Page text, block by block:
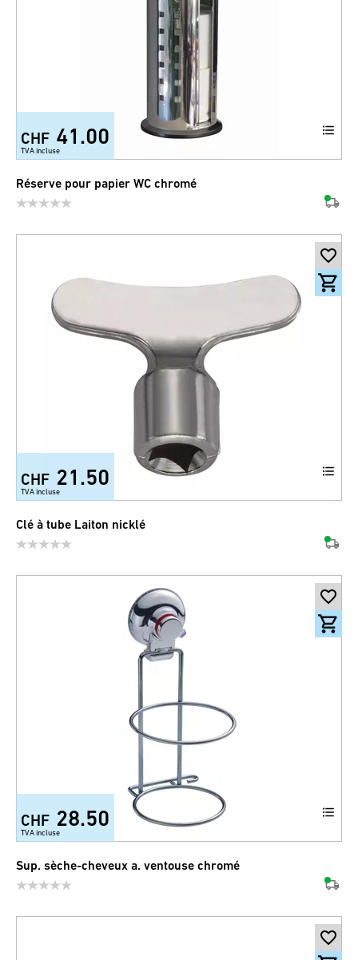
CHF 41.00
TVA incluse
Réserve pour papier WC chromé
CHF 21.50
TVA incluse
Clé à tube Laiton nicklé
CHF 28.50
TVA incluse
Sup. sèche-cheveux a. ventouse chromé